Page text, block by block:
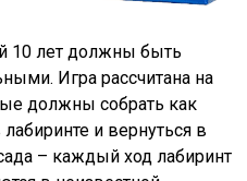
10 лет должны быть
Игра рассчитана на
должны собрать как
и вернуться в
– каждый ход лабиринт